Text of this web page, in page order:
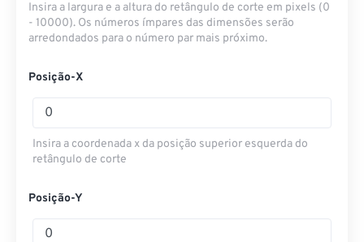
Insira a largura e a altura do retângulo de corte em pixels (0
- 10000). Os números ímpares das dimensões serão
arredondados para o número par mais próximo.
Posição-X
Insira a coordenada x da posição superior esquerda do
retângulo de corte
Posição-Y